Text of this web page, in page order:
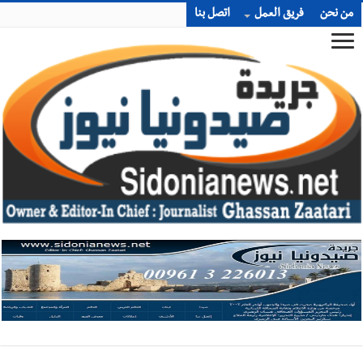
من نحن فريق العمل اتصل بنا
أخبار صيدا إصابة شاب فلسطيني بطعنات سكين في مخيم عين